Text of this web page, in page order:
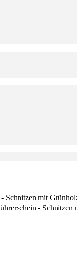
- Schnitzen mit
-